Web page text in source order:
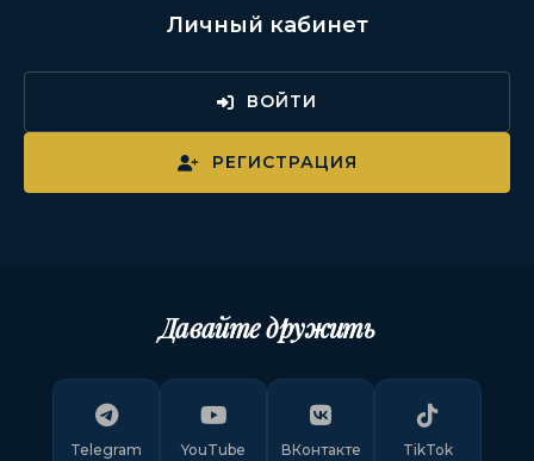
Личный кабинет
ВОЙТИ
РЕГИСТРАЦИЯ
Давайте дружить
Telegram YouTube ВКонтакте TikTok